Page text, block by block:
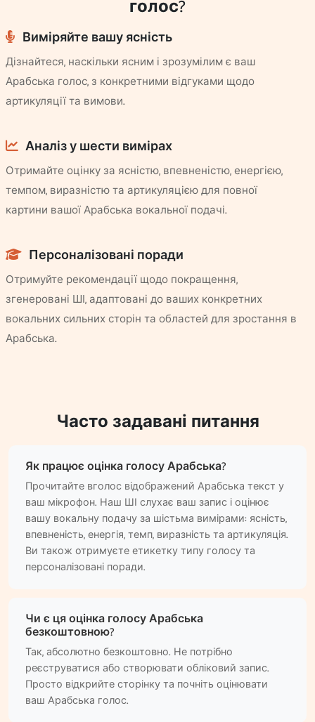
голос?
Виміряйте вашу ясність
Дізнайтеся, наскільки ясним і зрозумілим є ваш
Арабська голос, з конкретними відгуками щодо
артикуляції та вимови.
Аналіз у шести вимірах
Отримайте оцінку за ясністю, впевненістю, енергією,
темпом, виразністю та артикуляцією для повної
картини вашої Арабська вокальної подачі.
Персоналізовані поради
Отримуйте рекомендації щодо покращення,
згенеровані ШІ, адаптовані до ваших конкретних
вокальних сильних сторін та областей для зростання в
Арабська.
Часто задавані питання
Як працює оцінка голосу Арабська?
Прочитайте вголос відображений Арабська текст у
ваш мікрофон. Наш ШІ слухає ваш запис і оцінює
вашу вокальну подачу за шістьма вимірами: ясність,
впевненість, енергія, темп, виразність та артикуляція.
Ви також отримуєте етикетку типу голосу та
персоналізовані поради.
Чи є ця оцінка голосу Арабська
безкоштовною?
Так, абсолютно безкоштовно. Не потрібно
реєструватися або створювати обліковий запис.
Просто відкрийте сторінку та почніть оцінювати
ваш Арабська голос.